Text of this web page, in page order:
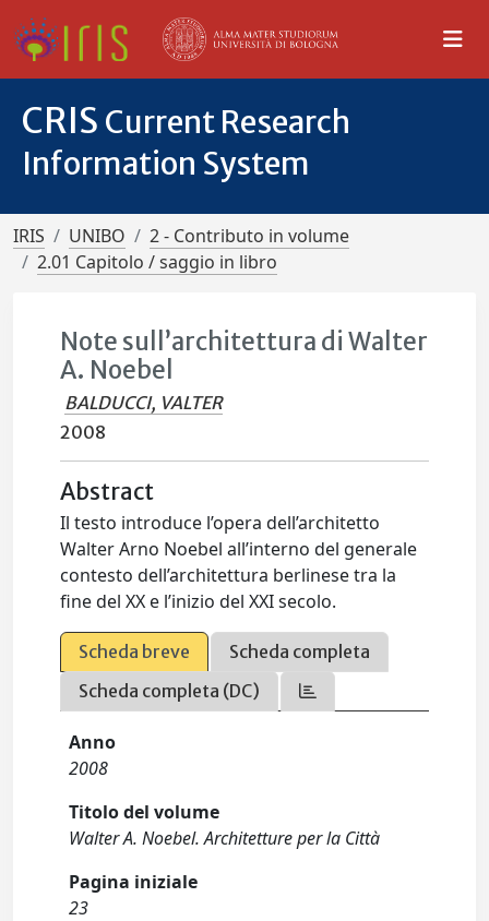
CRIS Current Research
Information System
IRIS UNIBO
2 - Contributo in volume
2.01 Capitolo / saggio in libro
Note sull’architettura di Walter
A. Noebel
BALDUCCI, VALTER
2008
Abstract
Il testo introduce l’opera dell’architetto
Walter Arno Noebel all’interno del generale
contesto dell’architettura berlinese tra la
fine del XX e l’inizio del XXI secolo.
Scheda breve
Scheda completa
Scheda completa (DC)
Anno
2008
Titolo del volume
Walter A. Noebel. Architetture per la Città
Pagina iniziale
23